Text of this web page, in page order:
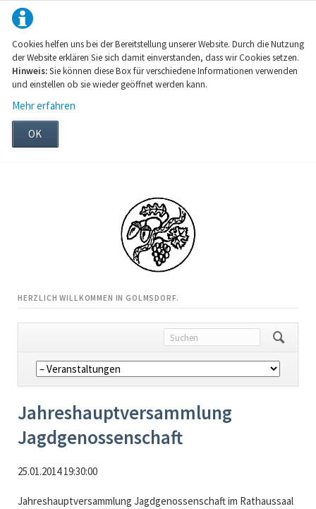
Cookies helfen uns bei der Bereitstellung unserer Website. Durch die Nutzung
der Website erklären Sie sich damit einverstanden, dass wir Cookies setzen.
Hinweis:Sie können diese Box für verschiedene Informationen verwenden
und einstellen ob sie wieder geöffnet werden kann.
Mehr erfahren
OK
HERZLICH WILLKOMMEN IN GOLMSDORF.
Navigation
überspringen
Jahreshauptversammlung
Jagdgenossenschaft
25.01.2014 19:30:00
Jahreshauptversammlung Jagdgenossenschaft im Rathaussaal